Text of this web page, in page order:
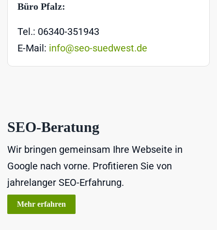
Büro Pfalz:
Tel.: 06340-351943
E-Mail: info@seo-suedwest.de
SEO-Beratung
Wir bringen gemeinsam Ihre Webseite in
Google nach vorne. Profitieren Sie von
jahrelanger SEO-Erfahrung.
Mehr erfahren